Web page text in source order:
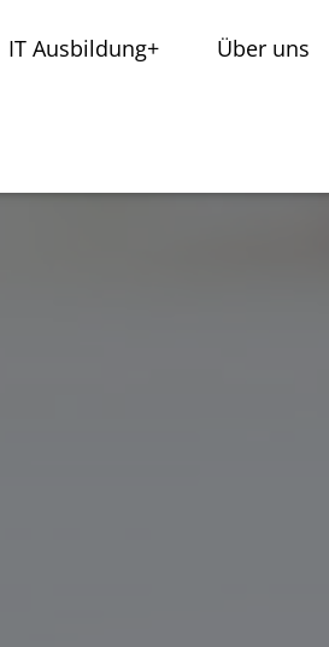
IT Ausbildung+
Über uns